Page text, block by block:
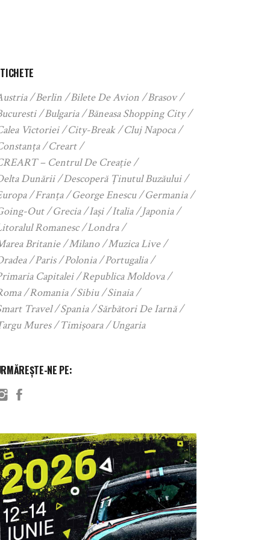
Berlin Bilete De Avion
Brasov
Bulgaria
Băneasa Shopping City
Victoriei
City-Break
Cluj Napoca
Creart
– Centrul De Creație
Dunării
Descoperă Ținutul Buzăului
Franța George Enescu
Germania
Out
Grecia Iași Italia
Japonia
Romanesc
Londra
Britanie
Milano
Muzica Live
Paris Polonia
Portugalia
Capitalei
Republica Moldova
Romania Sibiu
Sinaia
Travel
Spania
Sărbători De Iarnă
Mures
Timișoara Ungaria
NE PE: